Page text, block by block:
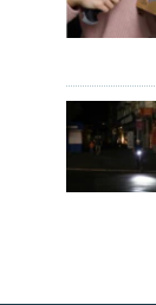
Русский